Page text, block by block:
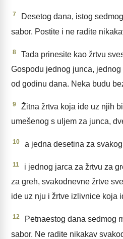
7
Desetog dana, istog
sabor. Postite i ne radite
8
Tada prinesite kao žrtvu
Gospodu jednog junca,
od godinu dana. Neka budu
9
Žitna žrtva koja ide uz njih
umešenog s uljem za junca,
10 a jedna desetina za
11
i jednog jarca za žrtvu za
za greh, svakodnevne žrtve
ide uz nju i žrtve izlivnice koja
12
Petnaestog dana sedmog
sabor. Ne radite nikakav